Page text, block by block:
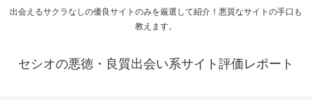
出会えるサクラなしの優良サイトのみを厳選して紹介！悪質なサイトの手口も
教えます。
セシオの悪徳・良質出会い系サイト評価レポート